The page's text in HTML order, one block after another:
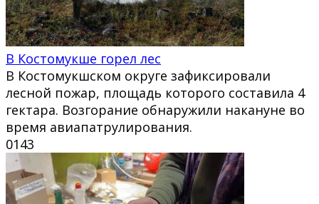
В Костомукше горел лес
В Костомукшском округе зафиксировали
лесной пожар, площадь которого составила 4
гектара. Возгорание обнаружили накануне во
время авиапатрулирования.
0143